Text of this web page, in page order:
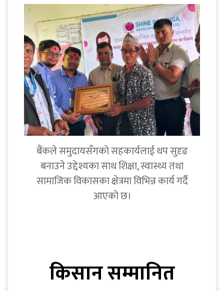
बैंकले समुदायसँगको सहकार्यलाई थप सुदृढ
बनाउने उद्देश्यका साथ शिक्षा, स्वास्थ्य तथा
सामाजिक विकासका क्षेत्रमा विभिन्न कार्य गर्दै
आएको छ।
किसान सम्मानित